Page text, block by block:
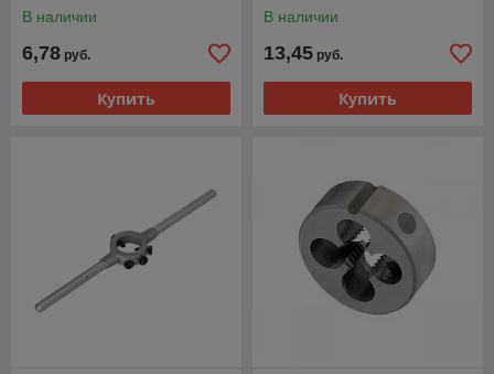
В наличии
6,78 руб.
Купить
В наличии
13,45 руб.
Купить